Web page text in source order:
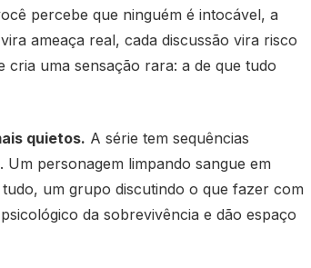
percebe que ninguém é intocável, a
ameaça real, cada discussão vira risco
cria uma sensação rara: a de que tudo
quietos. A série tem sequências
personagem limpando sangue em
um grupo discutindo o que fazer com
da sobrevivência e dão espaço